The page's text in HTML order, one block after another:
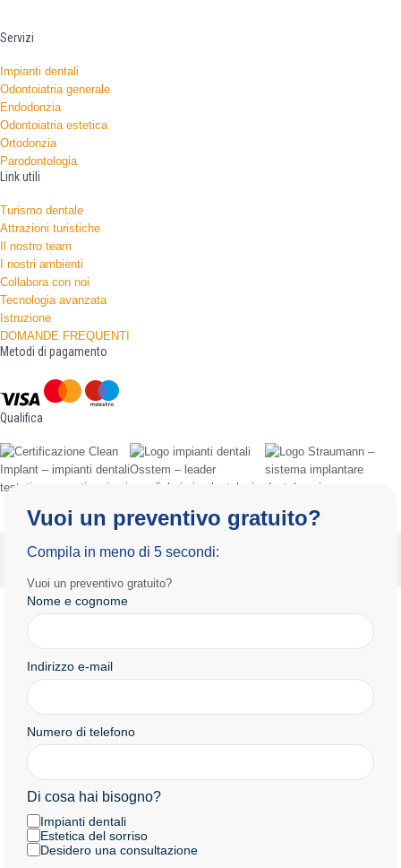
Servizi
Impianti dentali
Odontoiatria generale
Endodonzia
Odontoiatria estetica
Ortodonzia
Parodontologia
Link utili
Turismo dentale
Attrazioni turistiche
Il nostro team
I nostri ambienti
Collabora con noi
Tecnologia avanzata
Istruzione
DOMANDE FREQUENTI
Metodi di pagamento
Qualifica
Informativa sulla privacyTermini e condizioni d'uso
Vuoi un preventivo gratuito?
Compila in meno di 5 secondi:
Vuoi un preventivo gratuito?
Nome e cognome
Indirizzo e-mail
Numero di telefono
Di cosa hai bisogno?
Impianti dentali
Estetica del sorriso
Desidero una consultazione